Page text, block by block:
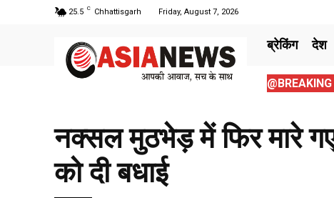
25.5 C Chhattisgarh Friday, August 7, 2026
ब्रेकिंग देश
नक्सल मुठभेड़ में फिर मारे
को दी बधाई